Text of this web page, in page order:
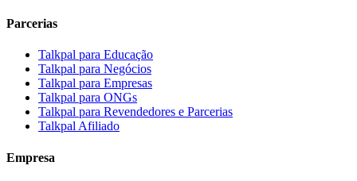
Parcerias
Talkpal para Educação
Talkpal para Negócios
Talkpal para Empresas
Talkpal para ONGs
Talkpal para Revendedores e Parcerias
Talkpal Afiliado
Empresa